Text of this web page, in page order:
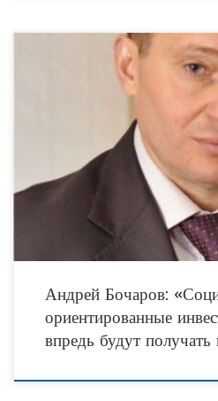
Социально ориентированные
поддержку власти 28 октября губернатор
Бочаров проинспектировал два проекта
Советском районе
Андрей Бочаров:
ориентированные
впредь будут